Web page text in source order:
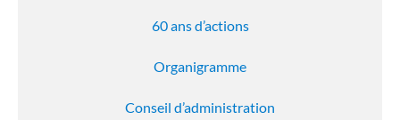
60 ans d’actions
Organigramme
Conseil d’administration